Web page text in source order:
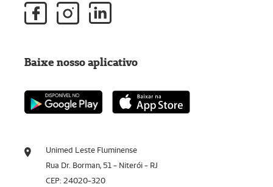
Unimed Leste Fluminense
Rua Dr. Borman, 51 - Niterói - RJ
CEP: 24020-320
Baixe nosso aplicativo